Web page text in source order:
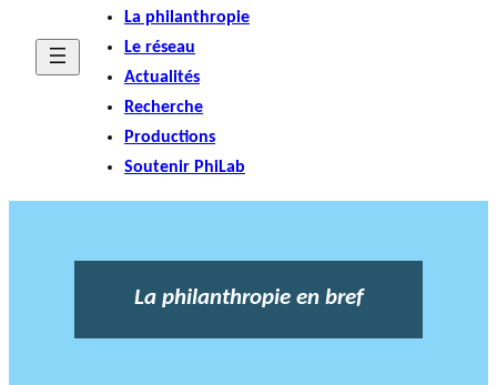
La philanthropie
Le réseau
Actualités
Recherche
Productions
Soutenir PhiLab
La philanthropie en bref